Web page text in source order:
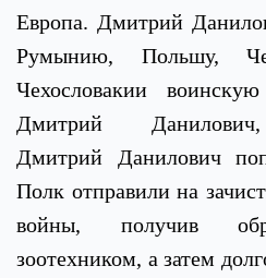
Европа. Дмитрий
Румынию, Польшу,
Чехословакии
Дмитрий
Дмитрий Данилович
Полк отправили на
войны, получив
зоотехником, а затем